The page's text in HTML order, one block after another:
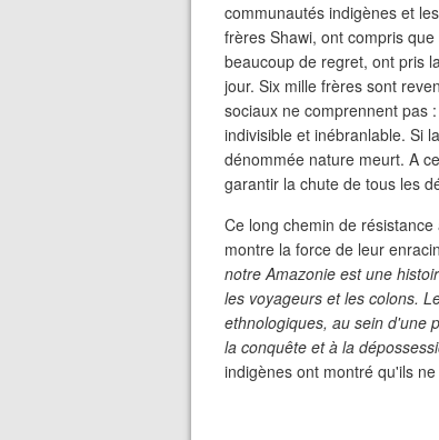
communautés indigènes et
frères Shawi, ont compris
beaucoup de regret, ont pris
jour. Six mille frères sont
sociaux ne comprennent pas :
indivisible et inébranlable. Si
dénommée nature meurt. A
garantir la chute de tous les
Ce long chemin de
montre la force de leur
notre Amazonie est une
les voyageurs et les colons.
ethnologiques, au sein d'une
la conquête et à la
indigènes ont montré qu'ils